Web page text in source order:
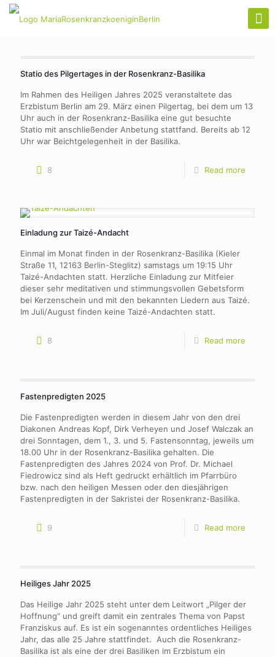
Statio des Pilgertages in der Rosenkranz-Basilika
Im Rahmen des Heiligen Jahres 2025 veranstaltete das
Erzbistum Berlin am 29. März einen Pilgertag, bei dem um 13
Uhr auch in der Rosenkranz-Basilika eine gut besuchte
Statio mit anschließender Anbetung stattfand. Bereits ab 12
Uhr war Beichtgelegenheit in der Basilika.
8 Read more
Einladung zur Taizé-Andacht
Einmal im Monat finden in der Rosenkranz-Basilika (Kieler
Straße 11, 12163 Berlin-Steglitz) samstags um 19:15 Uhr
Taizé-Andachten statt. Herzliche Einladung zur Mitfeier
dieser sehr meditativen und stimmungsvollen Gebetsform
bei Kerzenschein und mit den bekannten Liedern aus Taizé.
Im Juli/August finden keine Taizé-Andachten statt.
8 Read more
Fastenpredigten 2025
Die Fastenpredigten werden in diesem Jahr von den drei
Diakonen Andreas Kopf, Dirk Verheyen und Josef Walczak an
drei Sonntagen, dem 1., 3. und 5. Fastensonntag, jeweils um
18.00 Uhr in der Rosenkranz-Basilika gehalten. Die
Fastenpredigten des Jahres 2024 von Prof. Dr. Michael
Fiedrowicz sind als Heft gedruckt erhältlich im Pfarrbüro
bzw. nach den heiligen Messen oder den diesjährigen
Fastenpredigten in der Sakristei der Rosenkranz-Basilika.
9 Read more
Heiliges Jahr 2025
Das Heilige Jahr 2025 steht unter dem Leitwort „Pilger der
Hoffnung“ und greift damit ein zentrales Thema von Papst
Franziskus auf. Es ist ein sogenanntes ordentliches Heiliges
Jahr, das alle 25 Jahre stattfindet. Auch die Rosenkranz-
Basilika ist als eine der drei Basiliken im Erzbistum ein